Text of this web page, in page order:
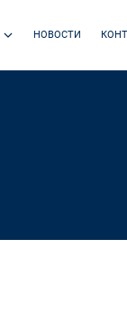
НОВОСТИ